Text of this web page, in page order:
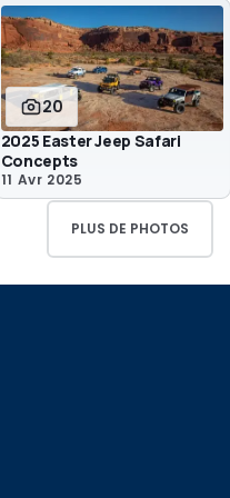
20
2025 Easter Jeep Safari
Concepts
11 Avr 2025
PLUS DE PHOTOS